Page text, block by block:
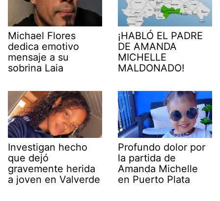
Michael Flores
dedica emotivo
mensaje a su
sobrina Laia
¡HABLÓ EL PADRE
DE AMANDA
MICHELLE
MALDONADO!
Investigan hecho
que dejó
gravemente herida
a joven en Valverde
Profundo dolor por
la partida de
Amanda Michelle
en Puerto Plata